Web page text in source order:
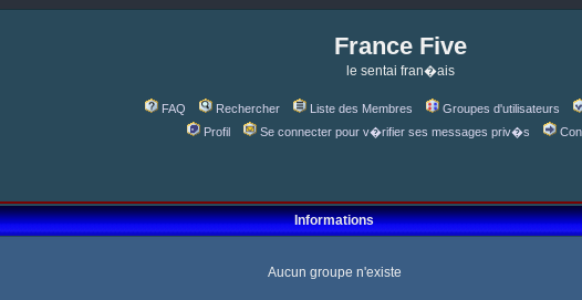
France Five
le sentai fran�ais
FAQ Rechercher Liste des Membres Groupes d'utilisateurs
Profil
Se connecter pour v�rifier ses messages priv�s
Informations
Aucun groupe n'existe